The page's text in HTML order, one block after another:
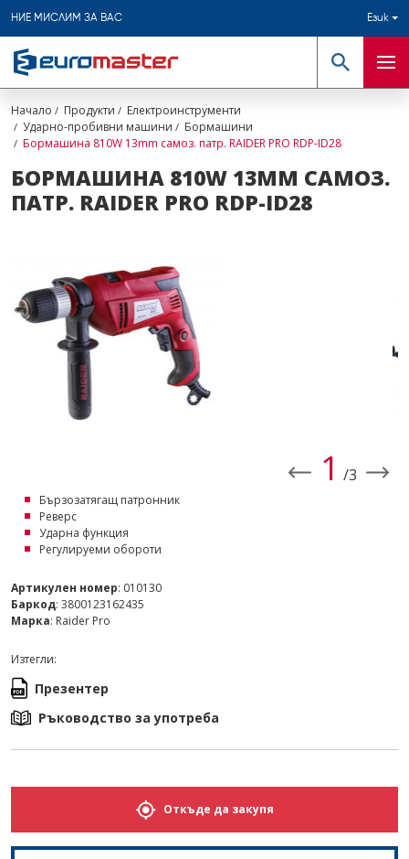
НИЕ МИСЛИМ ЗА ВАС Език
Търсене
Начало Продукти
Електроинструменти
Ударно-пробивни машини
Бормашини
Бормашина 810W 13mm самоз. патр. RAIDER PRO RDP-ID28
БОРМАШИНА 810W 13MM САМОЗ.
ПАТР. RAIDER PRO RDP-ID28
2 /3
Бързозатягащ патронник
Реверс
Ударна функция
Регулируеми обороти
Артикулен номер: 010130
Баркод: 3800123162435
Марка: Raider Pro
Изтегли:
Презентер
Ръководство за употреба
Откъде да закупя